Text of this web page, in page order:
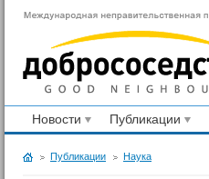
Новости Публикации
Публикации Наука